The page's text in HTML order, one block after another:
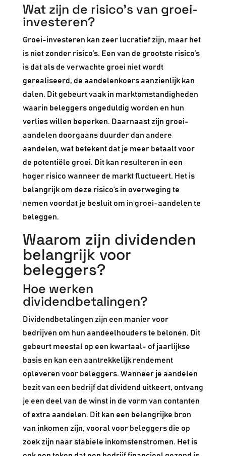
Wat zijn de risico’s van groei-
investeren?
Groei-investeren kan zeer lucratief zijn, maar het
is niet zonder risico’s. Een van de grootste risico’s
is dat als de verwachte groei niet wordt
gerealiseerd, de aandelenkoers aanzienlijk kan
dalen. Dit gebeurt vaak in marktomstandigheden
waarin beleggers ongeduldig worden en hun
verlies willen beperken. Daarnaast zijn groei-
aandelen doorgaans duurder dan andere
aandelen, wat betekent dat je meer betaalt voor
de potentiële groei. Dit kan resulteren in een
hoger risico wanneer de markt fluctueert. Het is
belangrijk om deze risico’s in overweging te
nemen voordat je besluit om in groei-aandelen te
beleggen.
Waarom zijn dividenden
belangrijk voor
beleggers?
Hoe werken
dividendbetalingen?
Dividendbetalingen zijn een manier voor
bedrijven om hun aandeelhouders te belonen. Dit
gebeurt meestal op een kwartaal- of jaarlijkse
basis en kan een aantrekkelijk rendement
opleveren voor beleggers. Wanneer je aandelen
bezit van een bedrijf dat dividend uitkeert, ontvang
je een deel van de winst in de vorm van contanten
of extra aandelen. Dit kan een belangrijke bron
van inkomen zijn, vooral voor beleggers die op
zoek zijn naar stabiele inkomstenstromen. Het is